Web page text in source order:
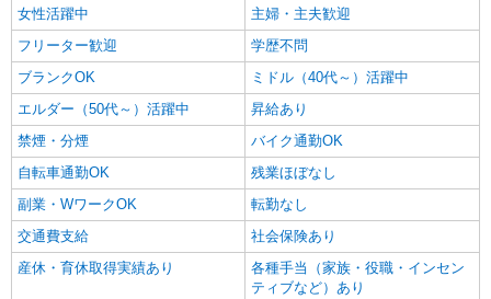
女性活躍中
主婦・主夫歓迎
フリーター歓迎
学歴不問
ブランクOK
ミドル（40代～）活躍中
エルダー（50代～）活躍中
昇給あり
禁煙・分煙
バイク通勤OK
自転車通勤OK
残業ほぼなし
副業・WワークOK
転勤なし
交通費支給
社会保険あり
産休・育休取得実績あり
各種手当（家族・役職・インセン
ティブなど）あり